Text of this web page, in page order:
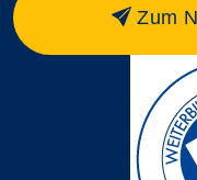
Zum